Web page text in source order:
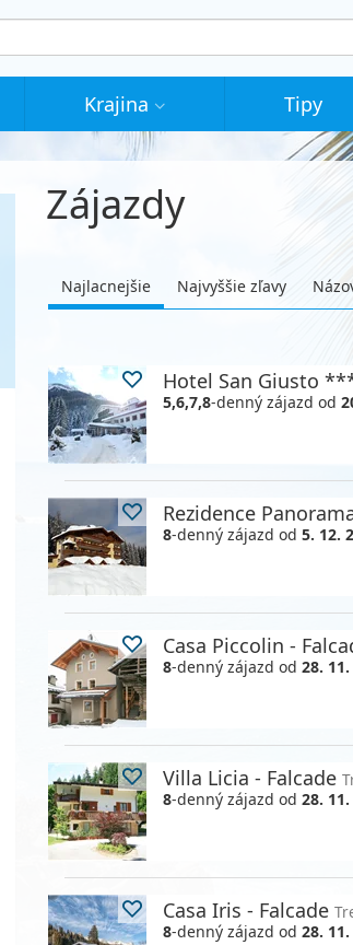
Krajina Tipy
Zájazdy
Najlacnejšie Najvyššie zľavy
Hotel San Giusto
5,6,7,8-denný zájazd od
Rezidence
8-denný zájazd od 5. 12.
Casa Piccolin -
8-denný zájazd od 28.
Villa Licia - Falcade
8-denný zájazd od 28.
Casa Iris - Falcade
8-denný zájazd od 28.